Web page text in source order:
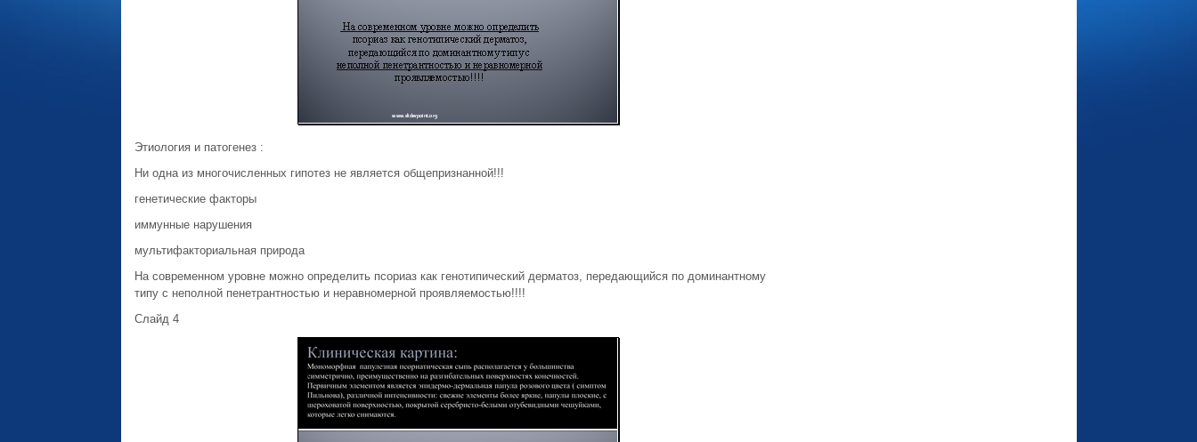
Этиология и патогенез :
Ни одна из многочисленных гипотез не является общепризнанной!!!
генетические факторы
иммунные нарушения
мультифакториальная природа
На современном уровне можно определить псориаз как генотипический дерматоз, передающийся по доминантному
типу с неполной пенетрантностью и неравномерной проявляемостью!!!!
Слайд 4